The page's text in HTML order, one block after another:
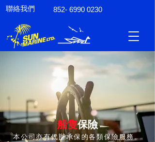
聯絡我們 852- 6990 0230
船隻保險
本公司亦有代辦承保的各類保險服務。